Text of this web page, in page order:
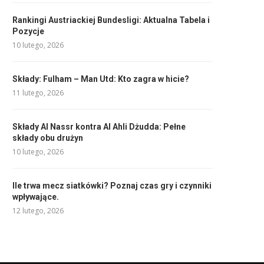
Rankingi Austriackiej Bundesligi: Aktualna Tabela i
Pozycje
10 lutego, 2026
Składy: Fulham – Man Utd: Kto zagra w hicie?
11 lutego, 2026
Składy Al Nassr kontra Al Ahli Dżudda: Pełne
składy obu drużyn
10 lutego, 2026
Ile trwa mecz siatkówki? Poznaj czas gry i czynniki
wpływające.
12 lutego, 2026